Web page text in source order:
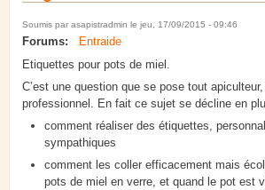
Soumis par asapistradmin le jeu, 17/09/2015 - 09:46
Forums:
Entraide
Etiquettes pour pots de miel.
C’est une question que se pose tout
professionnel. En fait ce sujet se décline en
comment réaliser des étiquettes,
sympathiques
comment les coller efficacement mais
pots de miel en verre, et quand le pot est